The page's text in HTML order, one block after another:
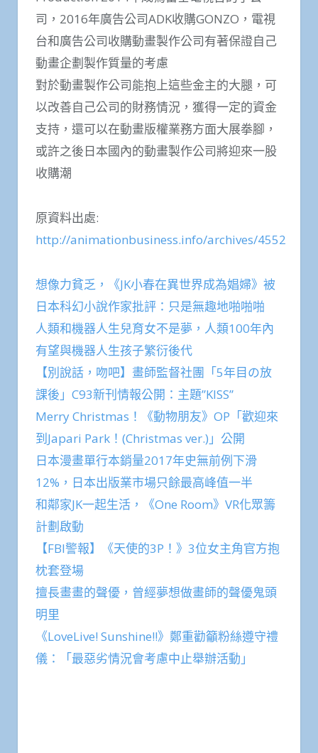
司，2016年廣告公司ADK收購GONZO，電視
台和廣告公司收購動畫製作公司有著保證自己
動畫企劃製作質量的考慮
對於動畫製作公司能抱上這些金主的大腿，可
以改善自己公司的財務情況，獲得一定的資金
支持，還可以在動畫版權業務方面大展拳腳，
或許之後日本國內的動畫製作公司將迎來一股
收購潮
原資料出處:
http://animationbusiness.info/archives/4552
想像力貧乏，《JK小春在異世界成為娼婦》被
日本科幻小說作家批評：只是無趣地啪啪啪
人類和機器人生兒育女不是夢，人類100年內
有望與機器人生孩子繁衍後代
【別說話，吻吧】畫師監督社團「5年目の放
課後」C93新刊情報公開：主題”KISS”
Merry Christmas！《動物朋友》OP「歡迎來
到Japari Park！(Christmas ver.)」公開
日本漫畫單行本銷量2017年史無前例下滑
12%，日本出版業市場只餘最高峰值一半
和鄰家JK一起生活，《One Room》VR化眾籌
計劃啟動
【FBI警報】《天使的3P！》3位女主角官方抱
枕套登場
擅長畫畫的聲優，曾經夢想做畫師的聲優鬼頭
明里
《LoveLive! Sunshine!!》鄭重勸籲粉絲遵守禮
儀：「最惡劣情況會考慮中止舉辦活動」